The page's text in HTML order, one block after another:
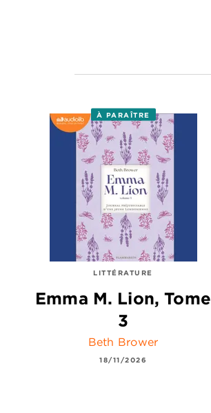
À PARAÎTRE
LITTÉRATURE
Emma M. Lion, Tome
3
Beth Brower
18/11/2026